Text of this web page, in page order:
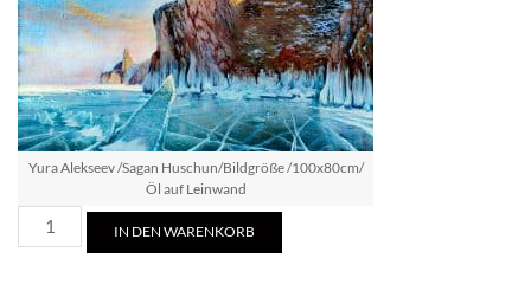
Yura Alekseev /Sagan Huschun/Bildgröße /100x80cm/
Öl auf Leinwand
Yura
Alekseev
IN DEN WARENKORB